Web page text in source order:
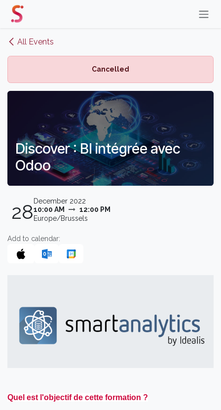
Skip to Content
All Events
Cancelled
Discover : BI intégrée avec
Odoo
28 December 2022
10:00 AM
12:00 PM
Europe/Brussels
Add to calendar:
Quel est l'objectif de cette formation ?